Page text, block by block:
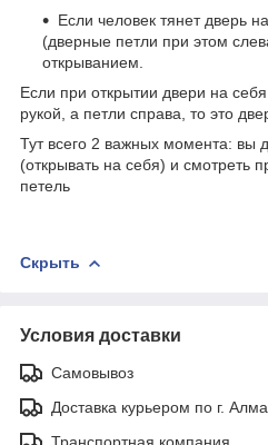
Если человек тянет дверь
(дверные петли при этом
открыванием.
Если при открытии двери на
рукой, а петли справа, то это
Тут всего 2 важных момента: вы
(открывать на себя) и смотреть
петель
Скрыть
Условия доставки
Самовывоз
Доставка курьером по г.
Транспортная компания